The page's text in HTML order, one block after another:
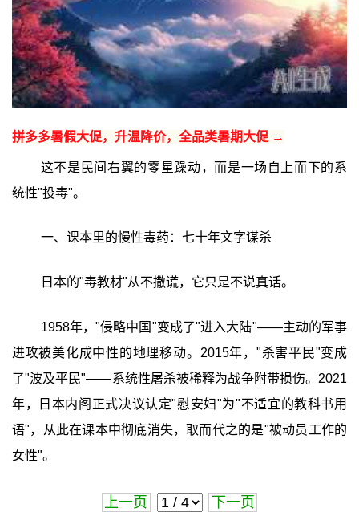
拼多多暑假大促，升温降价，全品类暑期大促 →
这不是民间右翼的零星躁动，而是一场自上而下的系
统性"投毒"。
一、课本里的慢性毒药：七十年文字谋杀
日本的"毒教材"从不撒谎，它只是不说真话。
1958年，"侵略中国"变成了"进入大陆"——主动的军事
进攻被美化成中性的地理移动。2015年，"杀害平民"变成
了"波及平民"——系统性屠杀被稀释为战争附带损伤。2021
年，日本内阁正式决议认定"慰安妇"为"不适宜的教科书用
语"，从此在课本中彻底消失，取而代之的是"被动员工作的
女性"。
上一页 下一页